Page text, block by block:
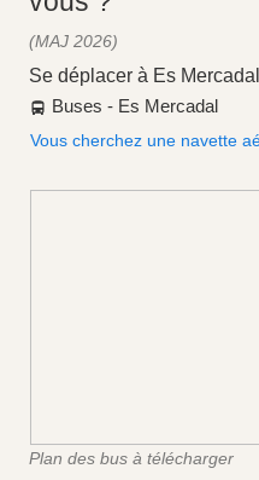
(MAJ 2026)
Se déplacer à Es Mercadal
Buses - Es Mercadal
Vous cherchez une navette
Plan des bus à télécharger